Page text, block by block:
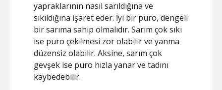
yapraklarının nasıl sarıldığına ve
sıkıldığına işaret eder. İyi bir puro, dengeli
bir sarıma sahip olmalıdır. Sarım çok sıkı
ise puro çekilmesi zor olabilir ve yanma
düzensiz olabilir. Aksine, sarım çok
gevşek ise puro hızla yanar ve tadını
kaybedebilir.